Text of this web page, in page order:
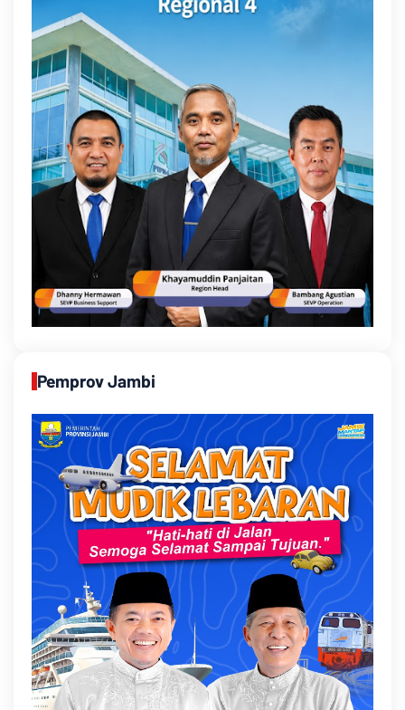
Pemprov Jambi